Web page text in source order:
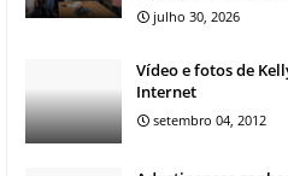
julho 30, 2026
Vídeo e fotos de
Internet
setembro 04, 2012